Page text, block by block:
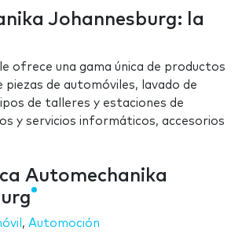
Johannesburg: la
le ofrece una gama única de productos
piezas de automóviles, lavado de
de talleres y estaciones de
y servicios informáticos, accesorios
Automechanika
, Automoción